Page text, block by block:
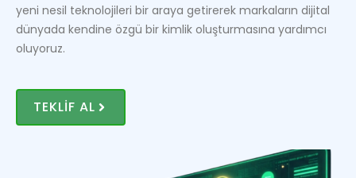
yeni nesil teknolojileri bir araya getirerek markaların dijital
dünyada kendine özgü bir kimlik oluşturmasına yardımcı
oluyoruz.
TEKLIF AL